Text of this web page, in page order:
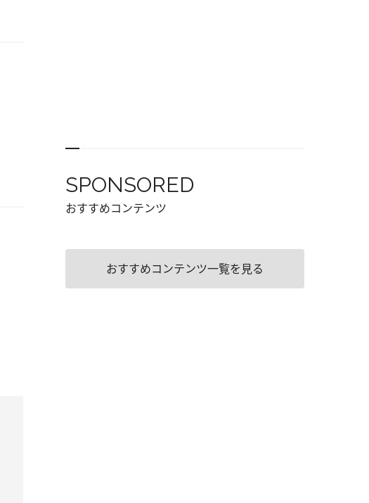
SPONSORED
おすすめコンテンツ
おすすめコンテンツ一覧を見る